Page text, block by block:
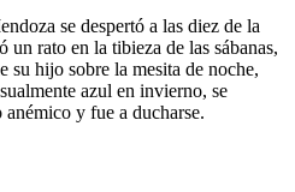
se despertó a las diez de la
un rato en la tibieza de las sábanas,
su hijo sobre la mesita de noche,
azul en invierno, se
y fue a ducharse.